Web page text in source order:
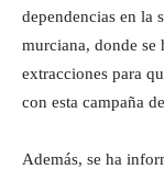
dependencias en la
murciana, donde se
extracciones para
con esta campaña
Además, se ha